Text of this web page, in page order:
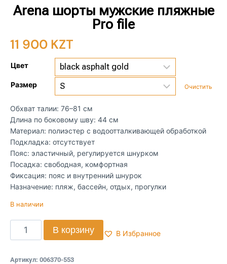
Arena шорты мужские пляжные
Pro file
11 900 KZT
Цвет
Размер Очистить
Обхват талии: 76–81 см
Длина по боковому шву: 44 см
Материал: полиэстер с водоотталкивающей обработкой
Подкладка: отсутствует
Пояс: эластичный, регулируется шнурком
Посадка: свободная, комфортная
Фиксация: пояс и внутренний шнурок
Назначение: пляж, бассейн, отдых, прогулки
В наличии
В корзину В Избранное
Артикул: 006370-553